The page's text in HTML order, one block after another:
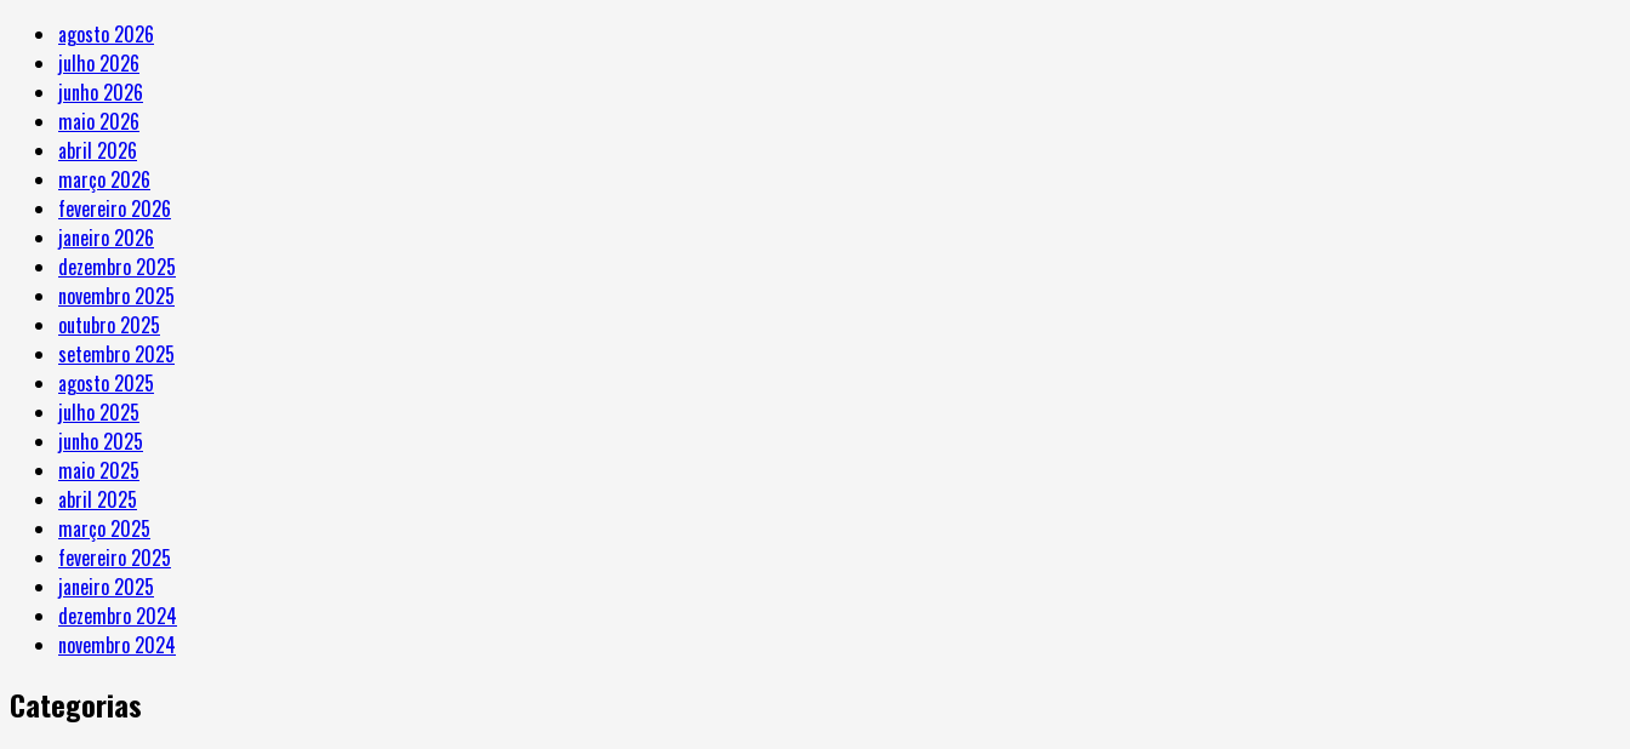
agosto 2026
julho 2026
junho 2026
maio 2026
abril 2026
março 2026
fevereiro 2026
janeiro 2026
dezembro 2025
novembro 2025
outubro 2025
setembro 2025
agosto 2025
julho 2025
junho 2025
maio 2025
abril 2025
março 2025
fevereiro 2025
janeiro 2025
dezembro 2024
novembro 2024
Categorias